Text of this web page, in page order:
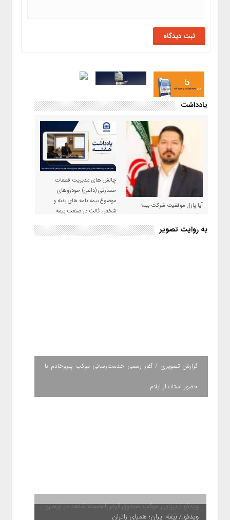
یادداشت
آیا پازل موفقیت شرکت بیمه
حکمت صبا در سال ۱۴۰۵ کامل می
شود؟!
چالش های مدیریت قطعات
خسارتی (داغی) خودروهای
موضوع بیمه نامه های بدنه و
شخص ثالث در صنعت بیمه
به روایت تصویر
گزارش تصویری / آغاز رسمی خدمت‌رسانی موکب پتروخادم با
حضور استاندار ایلام
ویدئو / بیمه ایران؛ همپای زائران